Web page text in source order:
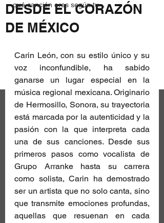
qué canción eres según tu...
DESDE EL CORAZÓN
DE MÉXICO
Carin León, con su estilo único y su
voz inconfundible, ha sabido
ganarse un lugar especial en la
música regional mexicana. Originario
de Hermosillo, Sonora, su trayectoria
está marcada por la autenticidad y la
pasión con la que interpreta cada
una de sus canciones. Desde sus
primeros pasos como vocalista de
Grupo Arranke hasta su carrera
como solista, Carin ha demostrado
ser un artista que no solo canta, sino
que transmite emociones profundas,
aquellas que resuenan en cada